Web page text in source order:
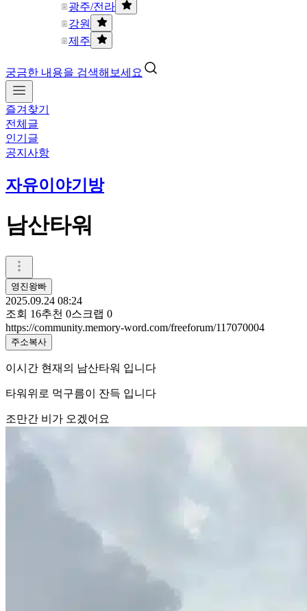
광주/전라
강원
제주
궁금한 내용을 검색해보세요
즐겨찾기
전체글
인기글
공지사항
자유이야기방
남산타워
영진왕빠
2025.09.24 08:24
조회 16추천 0스크랩 0
https://community.memory-word.com/freeforum/117070004
주소복사
이시간 현재의 남산타워 입니다
타워위로 먹구름이 잔득 입니다
조만간 비가 오겠어요